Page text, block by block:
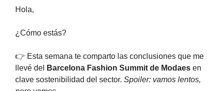
Hola,
¿Cómo estás?
👉 Esta semana te comparto las conclusiones que me
llevé del
Barcelona Fashion Summit de Modaes en
clave sostenibilidad del sector. Spoiler: vamos lentos,